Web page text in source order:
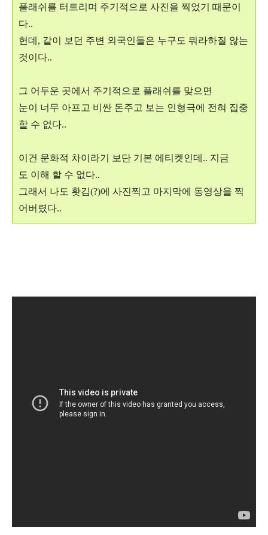
플래쉬를 터트리며 주기적으로 사진을 찍었기 때문이
다..
헌데, 같이 보던 주변 외국인들은 누구도 뭐라하질 않는
것이다..
그 어두운 곳에서 주기적으로 플래쉬를 맞으면
눈이 너무 아프고 비싼 돈주고 보는 인형극에 전혀 집중
할 수 없다..
이건 문화적 차이라기 보단 기본 에티켓인데.. 지금
도 이해 할 수 없다..
그래서 나도 홧김(?)에 사진찍고 마지막에 동영상을 찍
어버렸다..